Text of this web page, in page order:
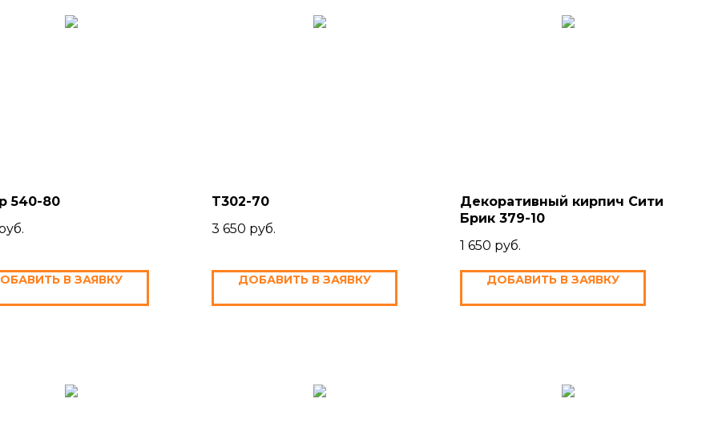
540-80
В ЗАЯВКУ
T302-70
3 650 руб.
ДОБАВИТЬ В ЗАЯВКУ
Декоративный кирпич Сити
Брик 379-10
1 650 руб.
ДОБАВИТЬ В ЗАЯВКУ